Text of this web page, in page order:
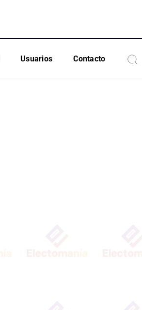
Usuarios Contacto